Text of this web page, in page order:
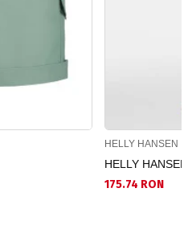
HELLY HANSEN
HELLY
175.74 RON